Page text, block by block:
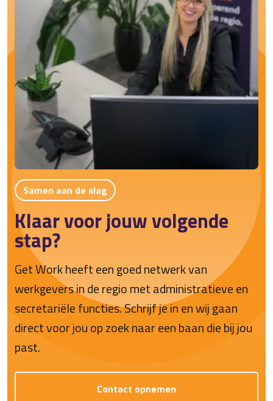
Samen aan de slag
Klaar voor jouw volgende
stap?
Get Work heeft een goed netwerk van
werkgevers in de regio met administratieve en
secretariële functies. Schrijf je in en wij gaan
direct voor jou op zoek naar een baan die bij jou
past.
Contact opnemen